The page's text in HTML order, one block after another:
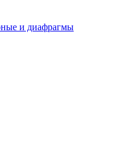
и диафрагмы